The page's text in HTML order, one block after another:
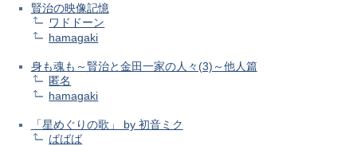
賢治の映像記憶
ワドドーン
hamagaki
身も魂も～賢治と金田一家の人々(3)～他人篇
匿名
hamagaki
「星めぐりの歌」 by 初音ミク
ばばば